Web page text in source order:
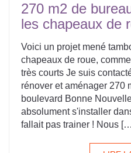
270 m2 de
les chapeaux de
Voici un projet mené
chapeaux de roue,
très courts Je suis
rénover et aménager 270
boulevard Bonne
absolument s'installer
fallait pas trainer ! Nous